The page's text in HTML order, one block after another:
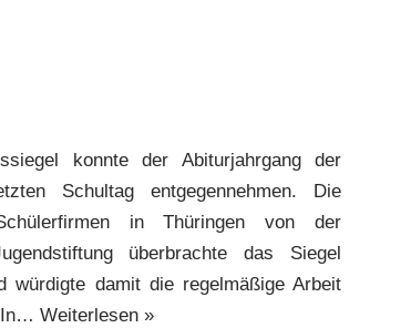
konnte der Abiturjahrgang der
Schultag entgegennehmen. Die
in Thüringen von der
überbrachte das Siegel
würdigte damit die regelmäßige Arbeit
In… Weiterlesen »